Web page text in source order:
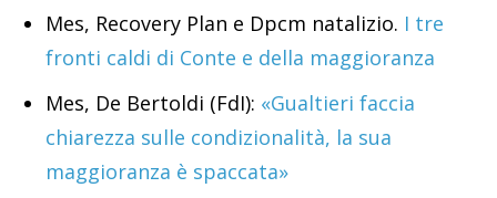
Mes, Recovery Plan e Dpcm natalizio. I tre
fronti caldi di Conte e della maggioranza
Mes, De Bertoldi (FdI): «Gualtieri faccia
chiarezza sulle condizionalità, la sua
maggioranza è spaccata»